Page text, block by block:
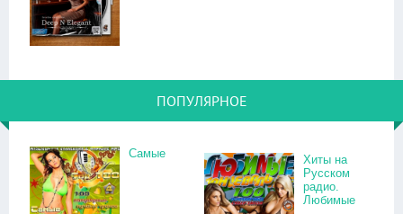
ПОПУЛЯРНОЕ
Самые
Хиты на
Русском
радио.
Любимые